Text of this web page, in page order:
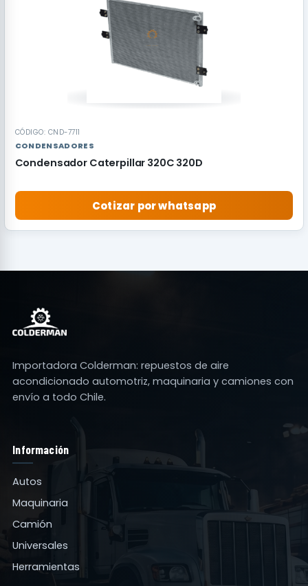
CÓDIGO: CND-7711
CONDENSADORES
Condensador Caterpillar 320C 320D
Cotizar por whatsapp
Importadora Colderman: repuestos de aire
acondicionado automotriz, maquinaria y camiones con
envío a todo Chile.
Información
Autos
Maquinaria
Camión
Universales
Herramientas